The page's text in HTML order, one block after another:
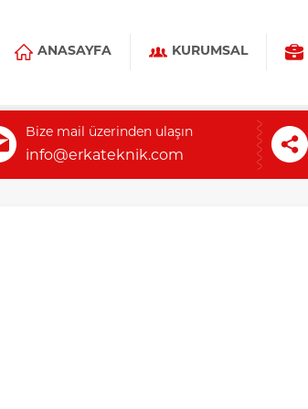
ANASAYFA KURUMSAL
Bize mail üzerinden ulaşın
info@erkateknik.com